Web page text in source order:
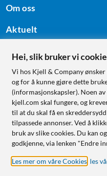
Om oss
Aktuelt
Følg oss
Handle fra:
Sverige
Norge
Hei, slik bruker vi
Vi hos Kjell & Company
og for å kunne gjøre dette
(informasjonskapsler). Noen
kjell.com skal fungere, og
til at du skal få en
tilpassede annonser. Ved å
bruk av slike cookies. Du kan
godkjenne, via lenken "Endre
Les mer om våre Cookies les